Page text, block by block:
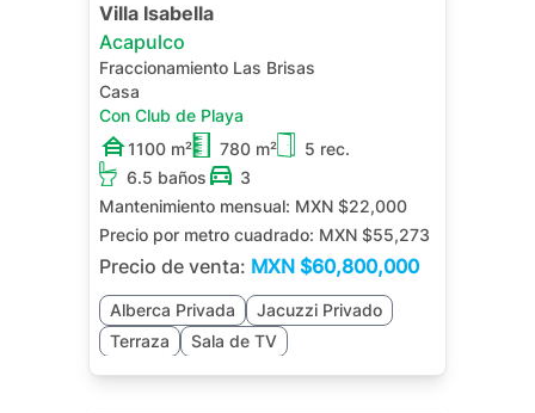
Villa Isabella
Acapulco
Fraccionamiento Las Brisas
Casa
Con Club de Playa
1100 m²
780 m²
5 rec.
6.5 baños
3
Mantenimiento mensual: MXN $22,000
Precio por metro cuadrado: MXN $55,273
Precio de venta: MXN $60,800,000
Alberca Privada
Jacuzzi Privado
Terraza
Sala de TV
Salón de Juegos